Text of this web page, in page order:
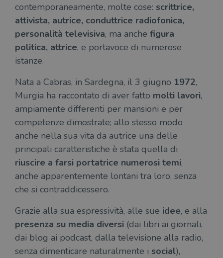
contemporaneamente, molte cose: scrittrice,
attivista, autrice, conduttrice radiofonica,
personalità televisiva, ma anche figura
politica, attrice, e portavoce di numerose
istanze.
Nata a Cabras, in Sardegna, il 3 giugno 1972,
Murgia ha raccontato di aver fatto molti lavori,
ampiamente differenti per mansioni e per
competenze dimostrate; allo stesso modo
anche nella sua vita da autrice una delle
principali caratteristiche è stata quella di
riuscire a farsi portatrice numerosi temi,
anche apparentemente lontani tra loro, senza
che si contraddicessero.
Grazie alla sua espressività, alle sue idee, e alla
presenza su media diversi (dai libri ai giornali,
dai blog ai podcast, dalla televisione alla radio,
senza dimenticare naturalmente i social),